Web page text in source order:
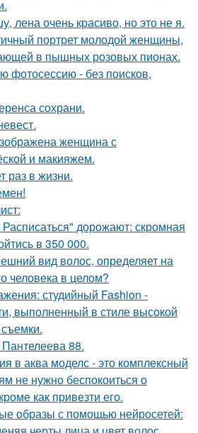
лена очень красиво, но это не я.
портрет молодой женщины,
в пышных розовых пионах.
фотосессию - без поисков,
сохрани.
женщина с
и макияжем.
раз в жизни.
дорожают: скромная
в 350 000.
вид волос, определяет на
человека в целом?
студийный Fashion -
выполненный в стиле высокой
88.
в аква моделс - это комплексный
не нужно беспокоиться о
как привезти его.
образы с помощью нейросетей: